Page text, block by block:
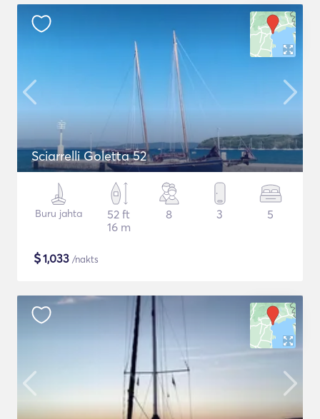
Sciarrelli Goletta 52
Buru jahta
52 ft
16 m
8 3 5
$1,033 /nakts